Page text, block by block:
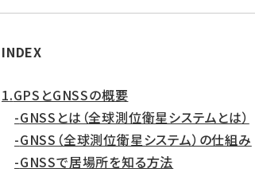
INDEX
GPSとGNSSの概要
GNSSとは（全球測位衛星システムとは）
GNSS（全球測位衛星システム）の仕組み
GNSSで居場所を知る方法